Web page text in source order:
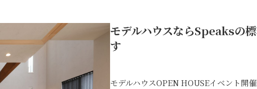
モデルハウスならSpeaksの
す
モデルハウスOPEN HOUSEイベント開催